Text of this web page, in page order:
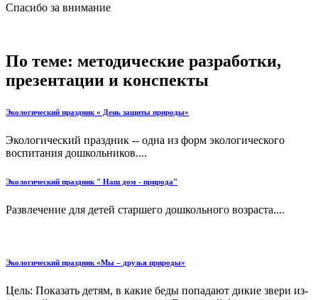
Спасибо за внимание
По теме: методические разработки,
презентации и конспекты
Экологический праздник « День защиты природы»
Экологический праздник -- одна из форм экологического
воспитания дошкольников....
Экологический праздник " Наш дом - природа"
Развлечение для детей старшего дошкольного возраста....
Экологический праздник «Мы – друзья природы»
Цель: Показать детям, в какие беды попадают дикие звери из-